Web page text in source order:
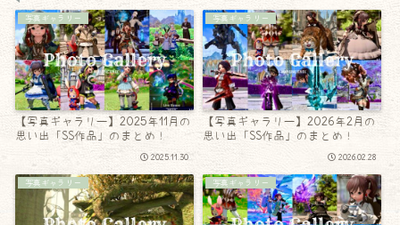
写真ギャラリー
【写真ギャラリー】2025年11月の
思い出「SS作品」のまとめ！
2025.11.30
写真ギャラリー
【写真ギャラリー】2026年2月の
思い出「SS作品」のまとめ！
2026.02.28
写真ギャラリー 写真ギャラリー